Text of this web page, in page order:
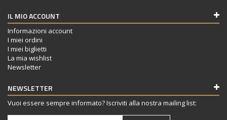
IL MIO ACCOUNT
Informazioni account
I miei ordini
I miei biglietti
La mia wishlist
Newsletter
NEWSLETTER
Vuoi essere sempre informato? Iscriviti alla nostra mailing list: